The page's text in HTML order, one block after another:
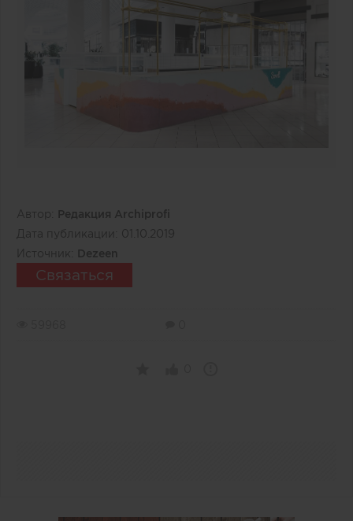
Автор:
Редакция Archiprofi
Дата публикации: 01.10.2019
Источник:
Dezeen
Связаться